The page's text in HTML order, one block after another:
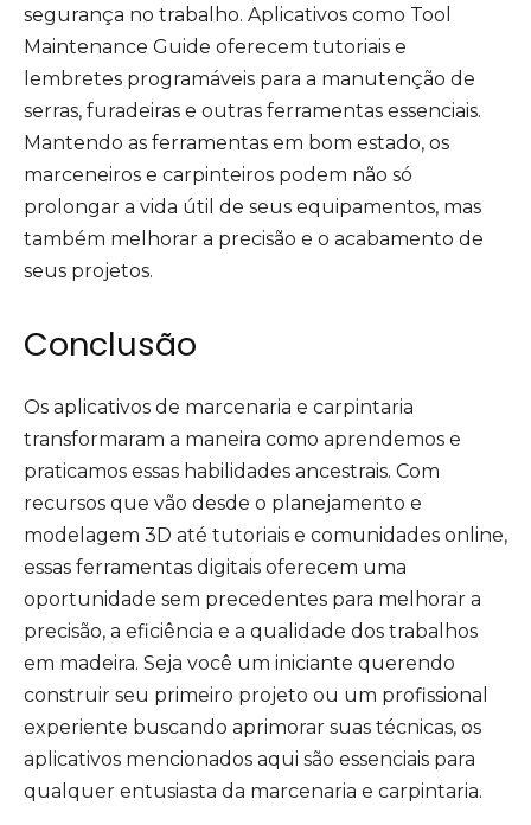
segurança no trabalho. Aplicativos como Tool
Maintenance Guide oferecem tutoriais e
lembretes programáveis para a manutenção de
serras, furadeiras e outras ferramentas essenciais.
Mantendo as ferramentas em bom estado, os
marceneiros e carpinteiros podem não só
prolongar a vida útil de seus equipamentos, mas
também melhorar a precisão e o acabamento de
seus projetos.
Conclusão
Os aplicativos de marcenaria e carpintaria
transformaram a maneira como aprendemos e
praticamos essas habilidades ancestrais. Com
recursos que vão desde o planejamento e
modelagem 3D até tutoriais e comunidades online,
essas ferramentas digitais oferecem uma
oportunidade sem precedentes para melhorar a
precisão, a eficiência e a qualidade dos trabalhos
em madeira. Seja você um iniciante querendo
construir seu primeiro projeto ou um profissional
experiente buscando aprimorar suas técnicas, os
aplicativos mencionados aqui são essenciais para
qualquer entusiasta da marcenaria e carpintaria.